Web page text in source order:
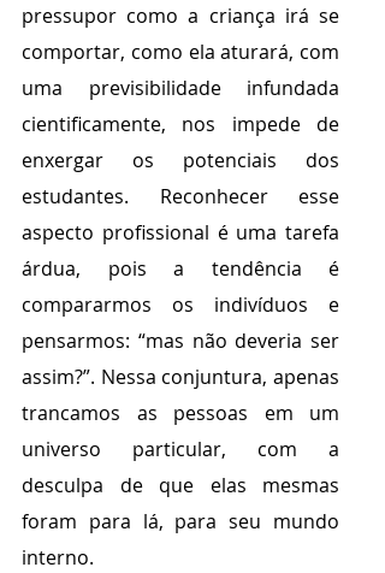
pressupor como a criança irá se
comportar, como ela aturará, com
uma previsibilidade infundada
cientificamente, nos impede de
enxergar os potenciais dos
estudantes. Reconhecer esse
aspecto profissional é uma tarefa
árdua, pois a tendência é
compararmos os indivíduos e
pensarmos: “mas não deveria ser
assim?”. Nessa conjuntura, apenas
trancamos as pessoas em um
universo particular, com a
desculpa de que elas mesmas
foram para lá, para seu mundo
interno.